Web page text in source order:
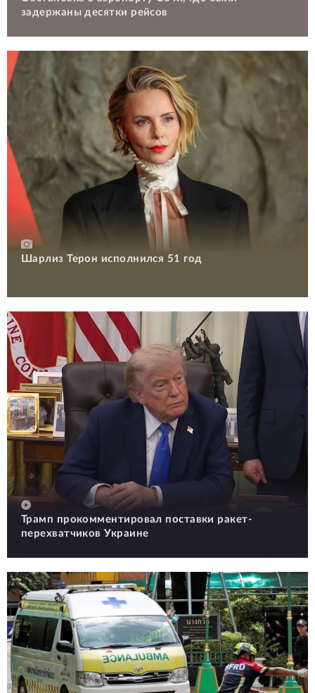
задержаны десятки рейсов
Шарлиз Терон исполнился 51 год
Трамп прокомментировал поставки ракет-
перехватчиков Украине